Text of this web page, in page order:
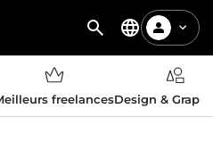
freelancesDesign &